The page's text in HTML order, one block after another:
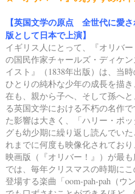
【英国文学の原点 全世代に愛
版として日本で上演】
イギリス人にとって、『オリバー
の国民作家チャールズ・ディケ
イスト』（1838年出版）は、 当
ひとりの純朴な少年の成長を描き
在も、親から子へ、そして孫へ
る英国文学における不朽の名作で
た影響は大きく、
「ハリー・ポ
グも幼少期に繰り返し読んでいた
れまでに何度も映像化されており
映画版（『オリバー！』）が最も
では、毎年クリスマスの時期にこ
登場する楽曲「oom-pah-pah（ウ